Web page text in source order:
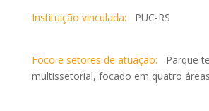
Instituição vinculada: PUC-RS
Foco e setores de atuação: Parque
multissetorial, focado em quatro